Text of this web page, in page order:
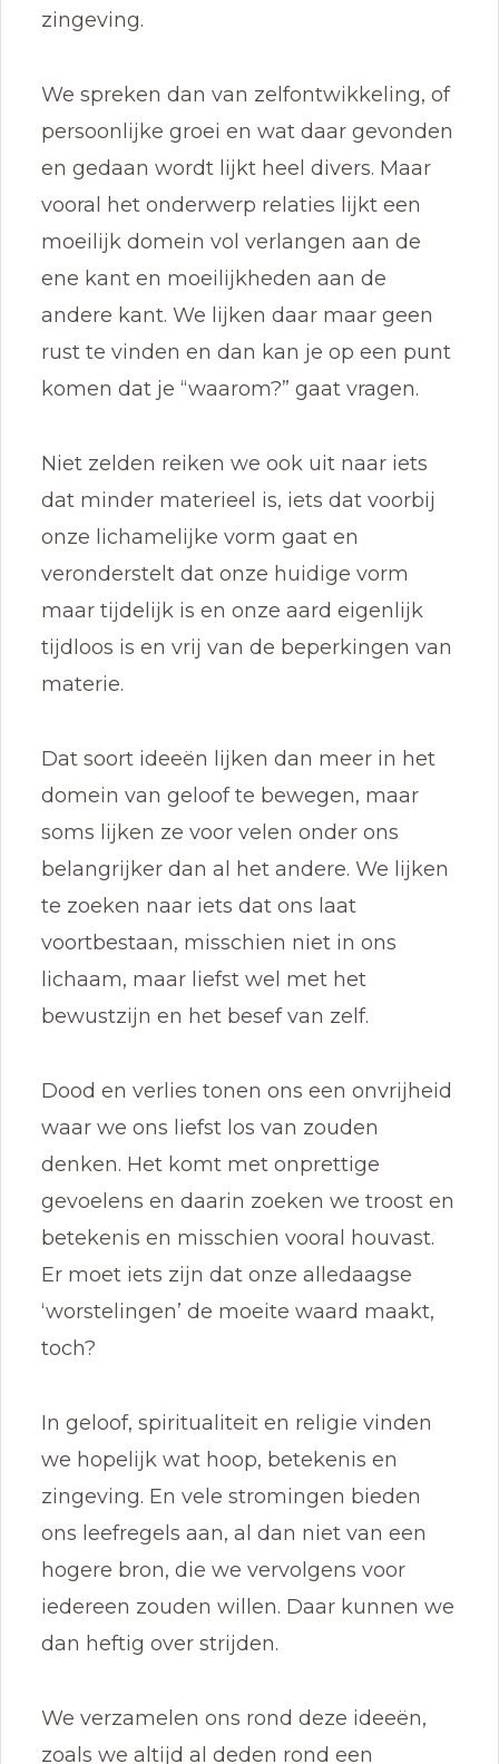
zingeving.
We spreken dan van zelfontwikkeling, of
persoonlijke groei en wat daar gevonden
en gedaan wordt lijkt heel divers. Maar
vooral het onderwerp relaties lijkt een
moeilijk domein vol verlangen aan de
ene kant en moeilijkheden aan de
andere kant. We lijken daar maar geen
rust te vinden en dan kan je op een punt
komen dat je “waarom?” gaat vragen.
Niet zelden reiken we ook uit naar iets
dat minder materieel is, iets dat voorbij
onze lichamelijke vorm gaat en
veronderstelt dat onze huidige vorm
maar tijdelijk is en onze aard eigenlijk
tijdloos is en vrij van de beperkingen van
materie.
Dat soort ideeën lijken dan meer in het
domein van geloof te bewegen, maar
soms lijken ze voor velen onder ons
belangrijker dan al het andere. We lijken
te zoeken naar iets dat ons laat
voortbestaan, misschien niet in ons
lichaam, maar liefst wel met het
bewustzijn en het besef van zelf.
Dood en verlies tonen ons een onvrijheid
waar we ons liefst los van zouden
denken. Het komt met onprettige
gevoelens en daarin zoeken we troost en
betekenis en misschien vooral houvast.
Er moet iets zijn dat onze alledaagse
‘worstelingen’ de moeite waard maakt,
toch?
In geloof, spiritualiteit en religie vinden
we hopelijk wat hoop, betekenis en
zingeving. En vele stromingen bieden
ons leefregels aan, al dan niet van een
hogere bron, die we vervolgens voor
iedereen zouden willen. Daar kunnen we
dan heftig over strijden.
We verzamelen ons rond deze ideeën,
zoals we altijd al deden rond een